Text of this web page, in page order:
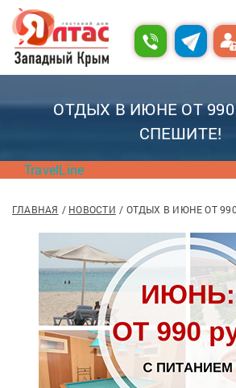
ОТДЫХ В ИЮНЕ ОТ
СПЕШИТЕ!
TravelLine
ГЛАВНАЯ НОВОСТИ ОТДЫХ В ИЮНЕ ОТ